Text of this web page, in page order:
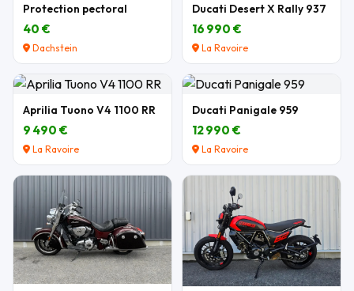
Protection pectoral
40 €
Dachstein
Ducati Desert X Rally 937
16 990 €
La Ravoire
Aprilia Tuono V4 1100 RR
9 490 €
La Ravoire
Ducati Panigale 959
12 990 €
La Ravoire